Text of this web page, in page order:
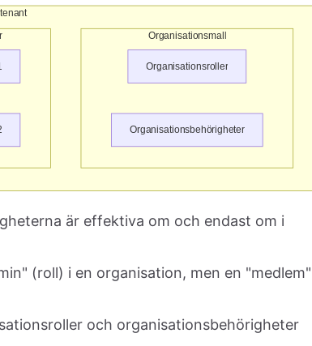
är effektiva om och endast om i
(roll) i en organisation, men en "medlem"
och organisationsbehörigheter